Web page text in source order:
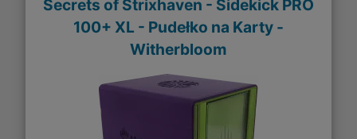
Secrets of Strixhaven - Sidekick PRO
100+ XL - Pudełko na Karty -
Witherbloom